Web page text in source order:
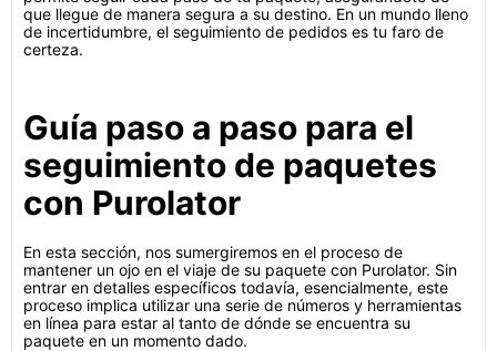
que llegue de manera segura a su destino. En un mundo lleno
de incertidumbre, el seguimiento de pedidos es tu faro de
certeza.
Guía paso a paso para el
seguimiento de paquetes
con Purolator
En esta sección, nos sumergiremos en el proceso de
mantener un ojo en el viaje de su paquete con Purolator. Sin
entrar en detalles específicos todavía, esencialmente, este
proceso implica utilizar una serie de números y herramientas
en línea para estar al tanto de dónde se encuentra su
paquete en un momento dado.